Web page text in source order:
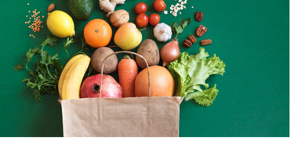
Dalle valutazioni estreme alla
correzione. Cosa sta guidando il
repricing degli asset?
«La mia vita è rovinata». Investitori
in preda al panico dopo lo scoppio
della bolla AI